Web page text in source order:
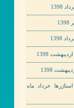
1398
1398
1398
1398
خرداد ماه